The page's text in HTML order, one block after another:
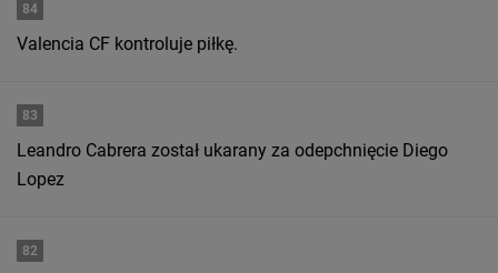
84
Valencia CF kontroluje piłkę.
83
Leandro Cabrera został ukarany za odepchnięcie Diego
Lopez
82